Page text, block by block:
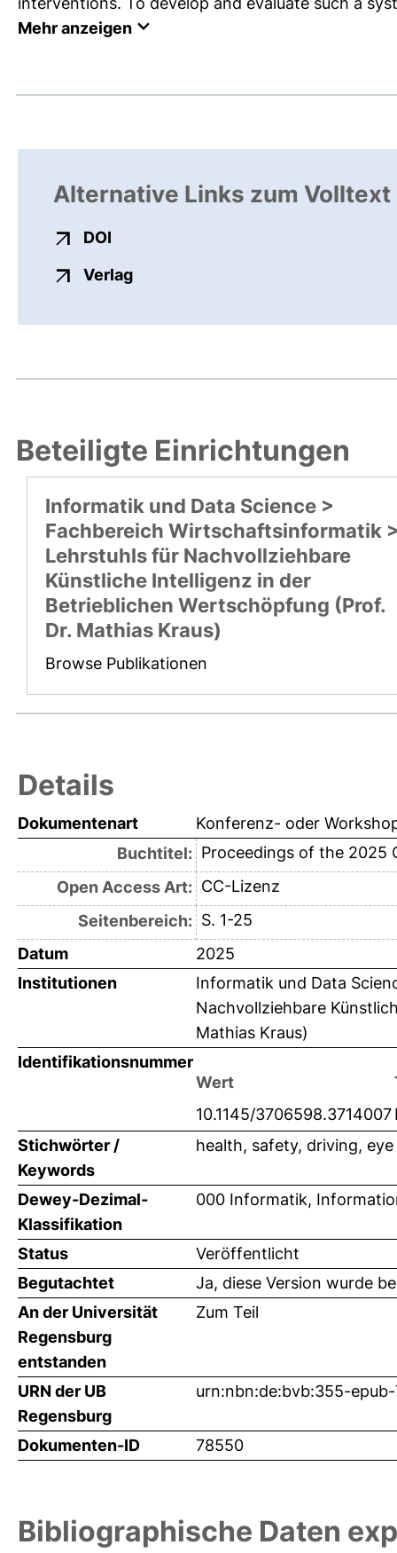
Mehr anzeigen
Alternative Links zum Volltext
DOI
Verlagexterner Link, öffnet neues
Beteiligte Einrichtungen
Informatik und Data Science >
Fachbereich Wirtschaftsinformatik
Lehrstuhls für Nachvollziehbare
Künstliche Intelligenz in der
Betrieblichen Wertschöpfung (Prof.
Dr. Mathias Kraus)
Browse Publikationen
Details
Dokumentenart
Konferenz- oder
Buchtitel: Proceedings of the 2025
Open Access Art: CC-Lizenz
Seitenbereich: S. 1-25
Datum
2025
Institutionen
Informatik und Data
Nachvollziehbare
Mathias Kraus)
Identifikationsnummer
Wert
10.1145/3706598.3714007
Stichwörter /
Keywords
health, safety, driving,
Dewey-Dezimal-
Klassifikation
000 Informatik,
Status
Veröffentlicht
Begutachtet
Ja, diese Version wurde
An der Universität
Regensburg
entstanden
Zum Teil
URN der UB
Regensburg
urn:nbn:de:bvb:355-
Dokumenten-ID 78550
Bibliographische Daten